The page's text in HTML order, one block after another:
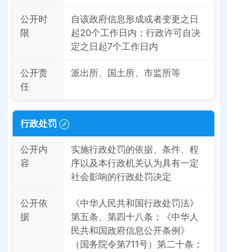
公开时
限
自该政府信息形成或者变更之日
起20个工作日内；行政许可自决
定之日起7个工作日内
公开责
任
派出所、国土所、市监所等
行政处罚
公开内
容
实施行政处罚的依据、条件、程
序以及本行政机关认为具有一定
社会影响的行政处罚决定
公开依
据
《中华人民共和国行政处罚法》
第五条、第四十八条；《中华人
民共和国政府信息公开条例》
（国务院令第711号）第二十条；